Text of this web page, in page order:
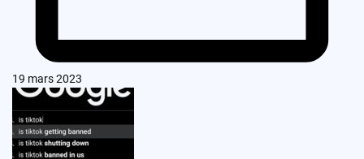
19 mars 2023